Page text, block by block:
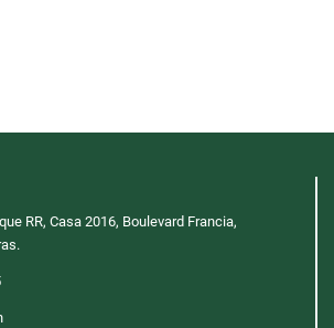
RR, Casa 2016, Boulevard Francia,